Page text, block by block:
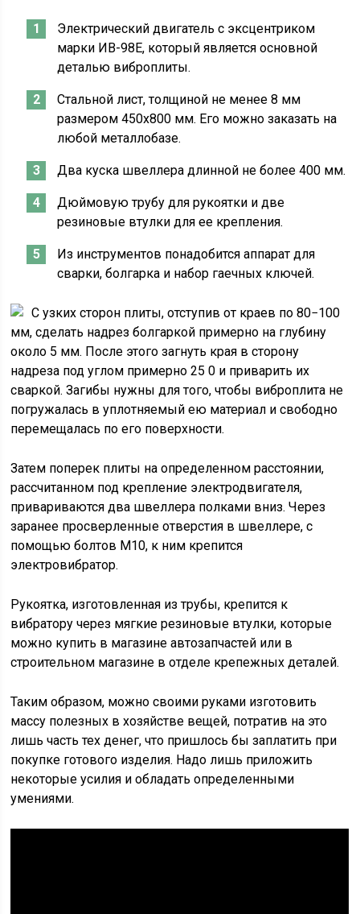
Электрический двигатель с эксцентриком
марки ИВ-98Е, который является основной
деталью виброплиты.
Стальной лист, толщиной не менее 8 мм
размером 450х800 мм. Его можно заказать на
любой металлобазе.
Два куска швеллера длинной не более 400 мм.
Дюймовую трубу для рукоятки и две
резиновые втулки для ее крепления.
Из инструментов понадобится аппарат для
сварки, болгарка и набор гаечных ключей.
С узких сторон плиты, отступив от краев по 80−100
мм, сделать надрез болгаркой примерно на глубину
около 5 мм. После этого загнуть края в сторону
надреза под углом примерно 25 0 и приварить их
сваркой. Загибы нужны для того, чтобы виброплита не
погружалась в уплотняемый ею материал и свободно
перемещалась по его поверхности.
Затем поперек плиты на определенном расстоянии,
рассчитанном под крепление электродвигателя,
привариваются два швеллера полками вниз. Через
заранее просверленные отверстия в швеллере, с
помощью болтов М10, к ним крепится
электровибратор.
Рукоятка, изготовленная из трубы, крепится к
вибратору через мягкие резиновые втулки, которые
можно купить в магазине автозапчастей или в
строительном магазине в отделе крепежных деталей.
Таким образом, можно своими руками изготовить
массу полезных в хозяйстве вещей, потратив на это
лишь часть тех денег, что пришлось бы заплатить при
покупке готового изделия. Надо лишь приложить
некоторые усилия и обладать определенными
умениями.